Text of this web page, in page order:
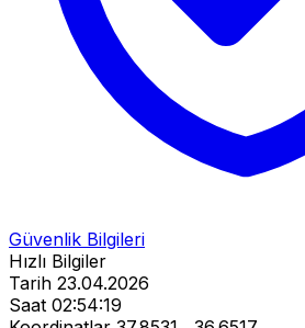
Güvenlik Bilgileri
Hızlı Bilgiler
Tarih 23.04.2026
Saat 02:54:19